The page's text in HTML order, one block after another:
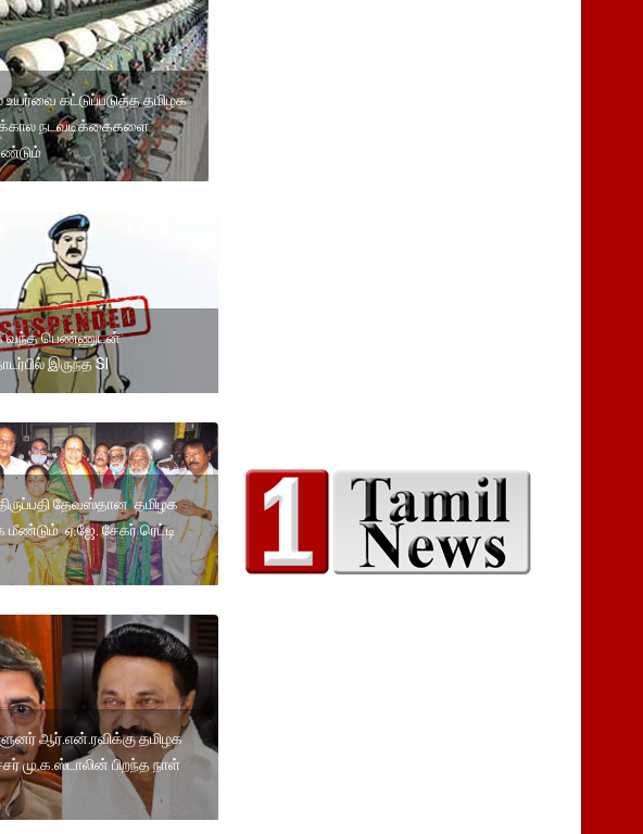
உயர்வை கட்டுப்படுத்த தமிழக
நடவடிக்கைகளை
வந்த பெண்ணுடன்
இருந்த SI
தேவஸ்தான தமிழக
ஏ.ஜே. சேகர் ரெட்டி
ஆர்.என்.ரவிக்கு தமிழக
மு.க.ஸ்டாலின் பிறந்த நாள்